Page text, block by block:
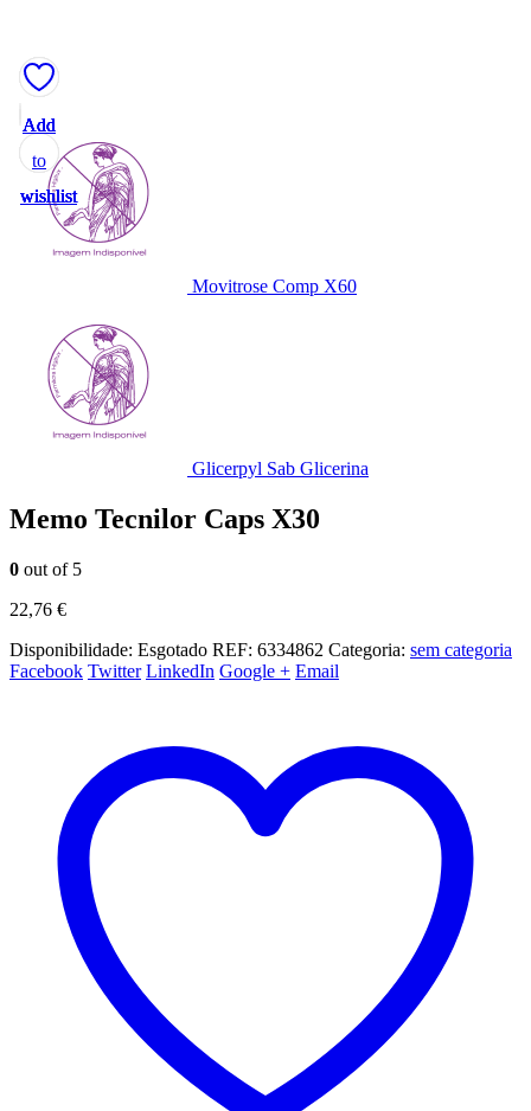
Movitrose Comp X60
Glicerpyl Sab Glicerina
Memo Tecnilor Caps X30
0 out of 5
22,76 €
Disponibilidade: Esgotado REF: 6334862 Categoria: sem categoria
Facebook Twitter LinkedIn Google + Email
Add
to
wishlist
Add
to
wishlist
Add
to
wishlist
Add
to
wishlist
Add
to
wishlist